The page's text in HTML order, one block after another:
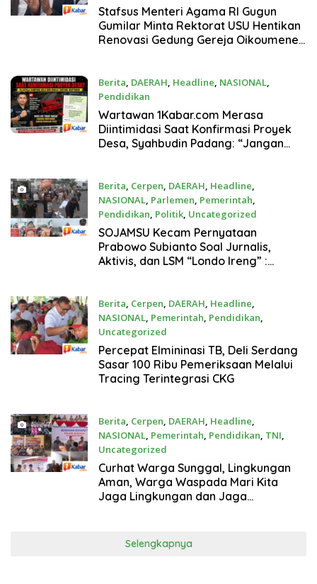
Agustus 3, 2026
Stafsus Menteri Agama RI Gugun
Gumilar Minta Rektorat USU Hentikan
Renovasi Gedung Gereja Oikoumene
Berita DAERAH Headline NASIONAL
Pendidikan
Agustus 3, 2026
Wartawan 1Kabar.com Merasa
Diintimidasi Saat Konfirmasi Proyek
Desa, Syahbudin Padang: “Jangan
Berita Cerpen DAERAH Headline
NASIONAL Parlemen Pemerintah
Pendidikan Politik, Uncategorized
Agustus 2, 2026
SOJAMSU Kecam Pernyataan
Prabowo Subianto Soal Jurnalis,
Aktivis, dan LSM “Londo Ireng” :
Berita Cerpen DAERAH Headline
NASIONAL Pemerintah Pendidikan
Uncategorized
Agustus 1, 2026
Percepat Elmininasi TB, Deli Serdang
Sasar 100 Ribu Pemeriksaan Melalui
Tracing Terintegrasi CKG
Berita Cerpen DAERAH Headline
NASIONAL Pemerintah Pendidikan TNI
Uncategorized
Agustus 1, 2026
Curhat Warga Sunggal, Lingkungan
Aman, Warga Waspada Mari Kita
Jaga Lingkungan dan Jaga
Selengkapnya